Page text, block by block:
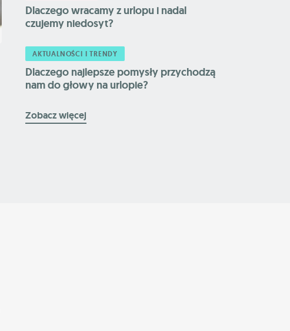
Dlaczego wracamy z urlopu i nadal
czujemy niedosyt?
AKTUALNOŚCI I TRENDY
Dlaczego najlepsze pomysły przychodzą
nam do głowy na urlopie?
Zobacz więcej